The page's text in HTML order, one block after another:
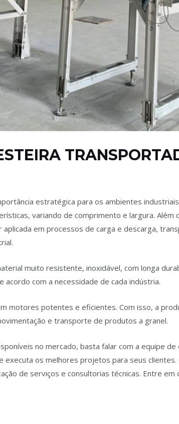
estratégica para os ambientes
variando de comprimento e largura.
em processos de carga e descarga,
muito resistente, inoxidável, com longa
com a necessidade de cada indústria.
motores potentes e eficientes. Com isso, a
e transporte de produtos a granel.
no mercado, basta falar com a equipe de
os melhores projetos para seus clientes.
de serviços e consultorias técnicas. Entre